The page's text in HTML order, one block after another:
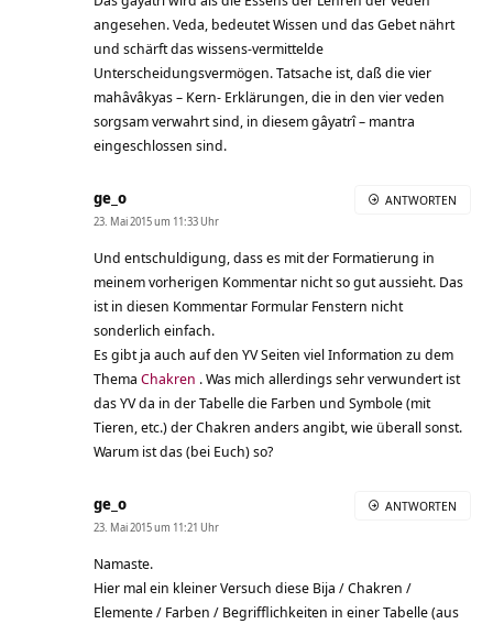
angesehen. Veda, bedeutet Wissen und das Gebet nährt
und schärft das wissens-vermittelde
Unterscheidungsvermögen. Tatsache ist, daß die vier
mahâvâkyas – Kern- Erklärungen, die in den vier veden
sorgsam verwahrt sind, in diesem gâyatrî – mantra
eingeschlossen sind.
ge_o
23. Mai 2015 um 11:33 Uhr
Und entschuldigung, dass es mit der Formatierung in
meinem vorherigen Kommentar nicht so gut aussieht. Das
ist in diesen Kommentar Formular Fenstern nicht
sonderlich einfach.
Es gibt ja auch auf den YV Seiten viel Information zu dem
Thema Chakren . Was mich allerdings sehr verwundert ist
das YV da in der Tabelle die Farben und Symbole (mit
Tieren, etc.) der Chakren anders angibt, wie überall sonst.
Warum ist das (bei Euch) so?
ANTWORTEN
ge_o
23. Mai 2015 um 11:21 Uhr
Namaste.
Hier mal ein kleiner Versuch diese Bija / Chakren /
Elemente / Farben / Begrifflichkeiten in einer Tabelle (aus
ANTWORTEN